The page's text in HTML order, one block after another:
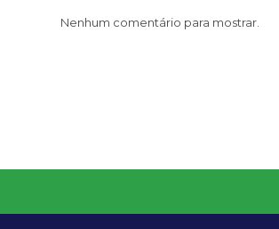
Nenhum comentário para mostrar.